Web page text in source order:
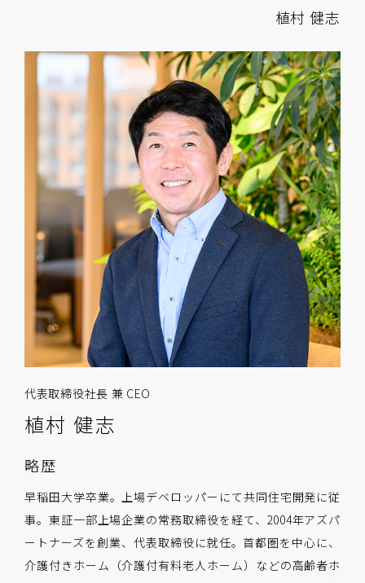
代表取締役社長 兼 CEO
植村 健志
略歴
早稲田大学卒業。上場デベロッパーにて共同住宅開発に従
事。東証一部上場企業の常務取締役を経て、2004年アズパ
ートナーズを創業、代表取締役に就任。首都圏を中心に、
介護付きホーム（介護付有料老人ホーム）などの高齢者ホ
植村 健志